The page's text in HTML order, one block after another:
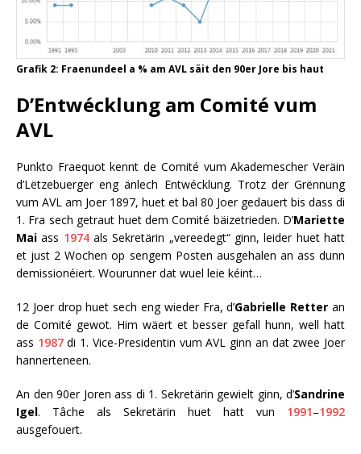
Grafik 2: Fraenundeel a % am AVL säit den 90er Jore bis haut
D’Entwécklung am Comité vum
AVL
Punkto Fraequot kennt de Comité vum Akademescher Veräin
d’Lëtzebuerger eng änlech Entwécklung. Trotz der Grënnung
vum AVL am Joer 1897, huet et bal 80 Joer gedauert bis dass di
1. Fra sech getraut huet dem Comité bäizetrieden. D’Mariette
Mai ass 1974als Sekretärin „vereedegt“ ginn, leider huet hatt
et just 2 Wochen op sengem Posten ausgehalen an ass dunn
demissionéiert. Wourunner dat wuel leie kéint…
12 Joer drop huet sech eng wieder Fra, d’Gabrielle Retter an
de Comité gewot. Him wäert et besser gefall hunn, well hatt
ass 1987di 1. Vice-Presidentin vum AVL ginn an dat zwee Joer
hannerteneen.
An den 90er Joren ass di 1. Sekretärin gewielt ginn, d’Sandrine
Igel. Tâche als Sekretärin huet hatt vun 1991–1992
ausgefouert.